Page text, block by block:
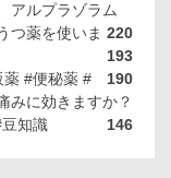
アルプラゾラム
220
つ薬を使いま
193
薬 #便秘薬 #
190
みに効きますか？
知識
146